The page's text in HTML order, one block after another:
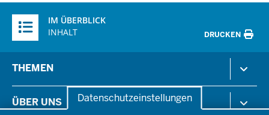
Datenschutzeinstellungen
Inhalte
IM ÜBERBLICK
INHALT
DRUCKEN
in
der
Fußzeile
THEMEN
Gesundheit & Soziales
ÜBER UNS